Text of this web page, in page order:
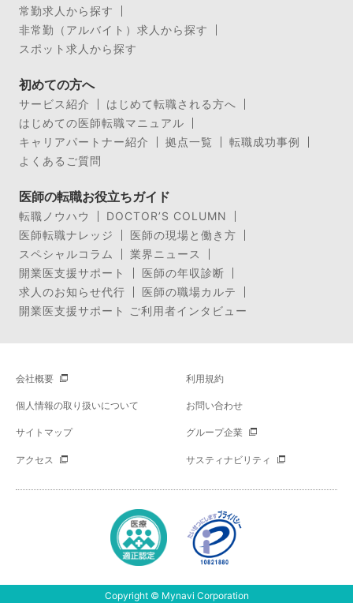
常勤求人から探す
非常勤（アルバイト）求人から探す
スポット求人から探す
初めての方へ
サービス紹介
はじめて転職される方へ
はじめての医師転職マニュアル
キャリアパートナー紹介
拠点一覧
転職成功事例
よくあるご質問
医師の転職お役立ちガイド
転職ノウハウ
DOCTOR’S COLUMN
医師転職ナレッジ
医師の現場と働き方
スペシャルコラム
業界ニュース
開業医支援サポート
医師の年収診断
求人のお知らせ代行
医師の職場カルテ
開業医支援サポート ご利用者インタビュー
会社概要 利用規約
個人情報の取り扱いについて お問い合わせ
サイトマップ グループ企業
アクセス サスティナビリティ
Copyright © Mynavi Corporation